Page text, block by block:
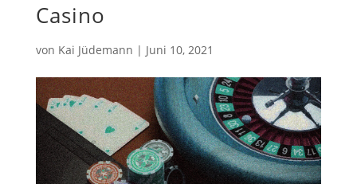
Casino
von Kai Jüdemann | Juni 10, 2021